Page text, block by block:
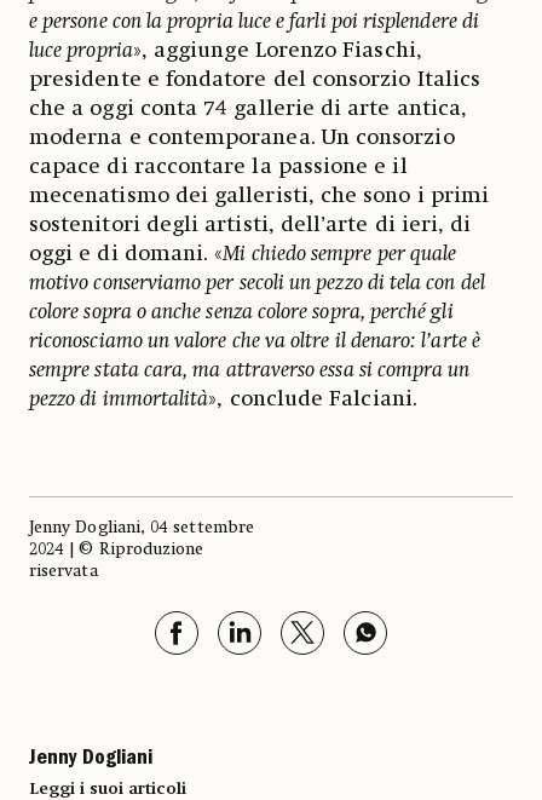
e persone con la propria luce e farli poi risplendere di
luce propria», aggiunge Lorenzo Fiaschi,
presidente e fondatore del consorzio Italics
che a oggi conta 74 gallerie di arte antica,
moderna e contemporanea. Un consorzio
capace di raccontare la passione e il
mecenatismo dei galleristi, che sono i primi
sostenitori degli artisti, dell’arte di ieri, di
oggi e di domani. «Mi chiedo sempre per quale
motivo conserviamo per secoli un pezzo di tela con del
colore sopra o anche senza colore sopra, perché gli
riconosciamo un valore che va oltre il denaro: l’arte è
sempre stata cara, ma attraverso essa si compra un
pezzo di immortalità», conclude Falciani.
Jenny Dogliani, 04 settembre
2024 | © Riproduzione
riservata
Jenny Dogliani
Leggi i suoi articoli